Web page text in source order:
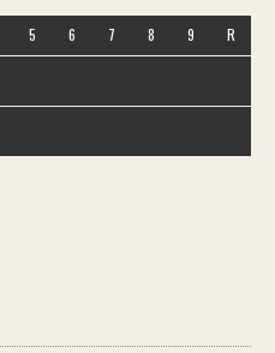
5 6 7 8 9 R